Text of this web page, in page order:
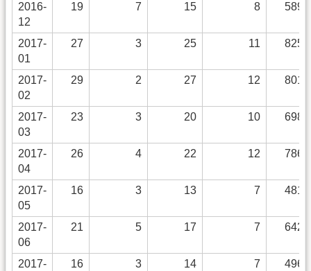
2016-
12
19 7 15 8 589
2017-
01
27 3 25 11 825
2017-
02
29 2 27 12 801
2017-
03
23 3 20 10 698
2017-
04
26 4 22 12 786
2017-
05
16 3 13 7 481
2017-
06
21 5 17 7 642
2017-
16 3 14 7 496